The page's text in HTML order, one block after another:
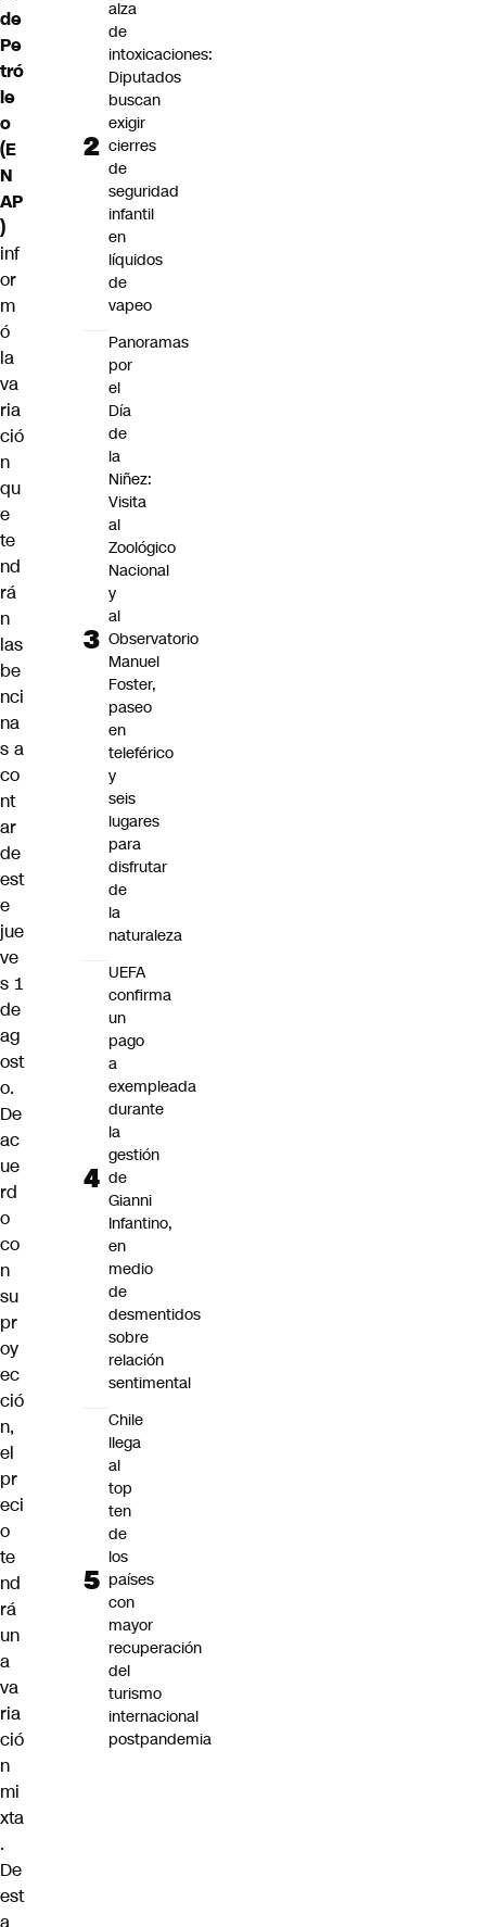
de
Pe
tró
le
o
(E
N
AP
)
inf
or
m
ó
la
va
ria
ció
n
qu
e
te
nd
rá
n
las
be
nci
na
s a
co
nt
ar
de
est
e
jue
ve
s 1
de
ag
ost
o.
De
ac
ue
rd
o
co
n
su
pr
oy
ec
ció
n,
el
pr
eci
o
te
nd
rá
un
a
va
ria
ció
n
mi
xta
.
De
est
a
alza
de
intoxicaciones:
Diputados
buscan
exigir
cierres
de
seguridad
infantil
en
líquidos
de
vapeo
Panoramas
por
el
Día
de
la
Niñez:
Visita
al
Zoológico
Nacional
y
al
Observatorio
Manuel
Foster,
paseo
en
teleférico
y
seis
lugares
para
disfrutar
de
la
naturaleza
UEFA
confirma
un
pago
a
exempleada
durante
la
gestión
de
Gianni
Infantino,
en
medio
de
desmentidos
sobre
relación
sentimental
Chile
llega
al
top
ten
de
los
países
con
mayor
recuperación
del
turismo
internacional
postpandemia